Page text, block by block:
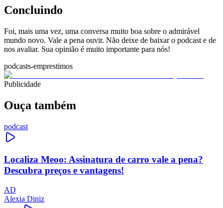
Concluindo
Foi, mais uma vez, uma conversa muito boa sobre o admirável
mundo novo. Vale a pena ouvir. Não deixe de baixar o podcast e de
nos avaliar. Sua opinião é muito importante para nós!
podcasts-emprestimos
Publicidade
Ouça também
podcast
Localiza Meoo: Assinatura de carro vale a pena?
Descubra preços e vantagens!
AD
Alexia Diniz